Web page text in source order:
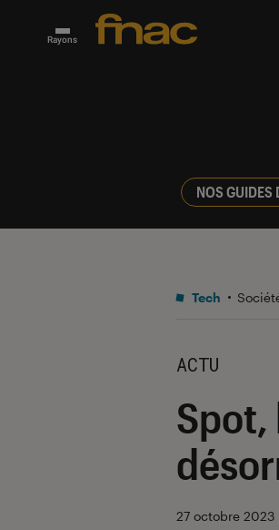
Rayons
NOS GUIDES
Tech
ACTU
Spot,
27 octobre 2023